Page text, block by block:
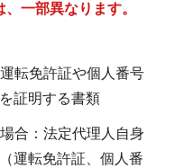
一部異なります。
転免許証や個人番号
証明する書類
合：法定代理人自身
運転免許証、個人番